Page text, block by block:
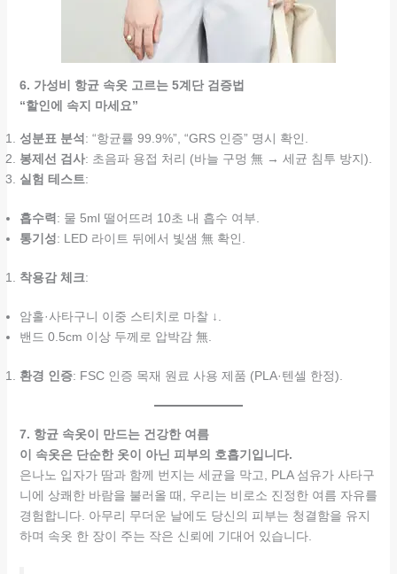
6. 가성비 항균 속옷 고르는 5계단 검증법
“할인에 속지 마세요”
성분표 분석 : “항균률 99.9%”, “GRS 인증” 명시 확인.
봉제선 검사: 초음파 용접 처리 (바늘 구멍 無 → 세균 침투 방지).
실험 테스트:
흡수력 : 물 5ml 떨어뜨려 10초 내 흡수 여부.
통기성: LED 라이트 뒤에서 빛샘 無 확인.
착용감 체크:
암홀·사타구니 이중 스티치로 마찰 ↓.
밴드 0.5cm 이상 두께로 압박감 無.
환경 인증: FSC 인증 목재 원료 사용 제품 (PLA·텐셀 한정).
7. 항균 속옷이 만드는 건강한 여름
이 속옷은 단순한 옷이 아닌 피부의 호흡기입니다.
은나노 입자가 땀과 함께 번지는 세균을 막고, PLA 섬유가 사타구
니에 상쾌한 바람을 불러올 때, 우리는 비로소 진정한 여름 자유를
경험합니다. 아무리 무더운 날에도 당신의 피부는 청결함을 유지
하며 속옷 한 장이 주는 작은 신뢰에 기대어 있습니다.